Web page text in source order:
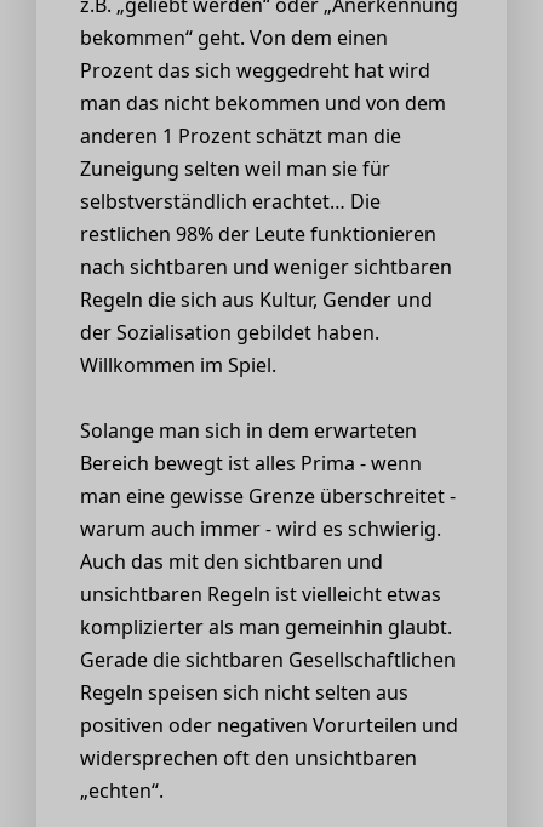
bekommen“ geht. Von dem einen
Prozent das sich weggedreht hat wird
man das nicht bekommen und von dem
anderen 1 Prozent schätzt man die
Zuneigung selten weil man sie für
selbstverständlich erachtet… Die
restlichen 98% der Leute funktionieren
nach sichtbaren und weniger sichtbaren
Regeln die sich aus Kultur, Gender und
der Sozialisation gebildet haben.
Willkommen im Spiel.
Solange man sich in dem erwarteten
Bereich bewegt ist alles Prima - wenn
man eine gewisse Grenze überschreitet -
warum auch immer - wird es schwierig.
Auch das mit den sichtbaren und
unsichtbaren Regeln ist vielleicht etwas
komplizierter als man gemeinhin glaubt.
Gerade die sichtbaren Gesellschaftlichen
Regeln speisen sich nicht selten aus
positiven oder negativen Vorurteilen und
widersprechen oft den unsichtbaren
„echten“.